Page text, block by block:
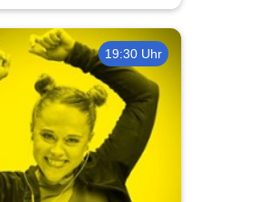
19:30 Uhr